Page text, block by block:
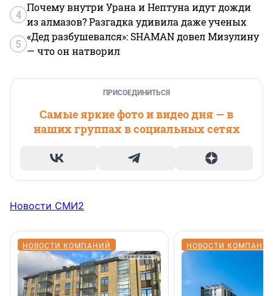
4
Почему внутри Урана и Нептуна идут дожди
из алмазов? Разгадка удивила даже ученых
5
«Дед разбушевался»: SHAMAN довел Мизулину
— что он натворил
ПРИСОЕДИНИТЬСЯ
Самые яркие фото и видео дня — в
наших группах в социальных сетях
Новости СМИ2
НОВОСТИ КОМПАНИЙ НОВОСТИ